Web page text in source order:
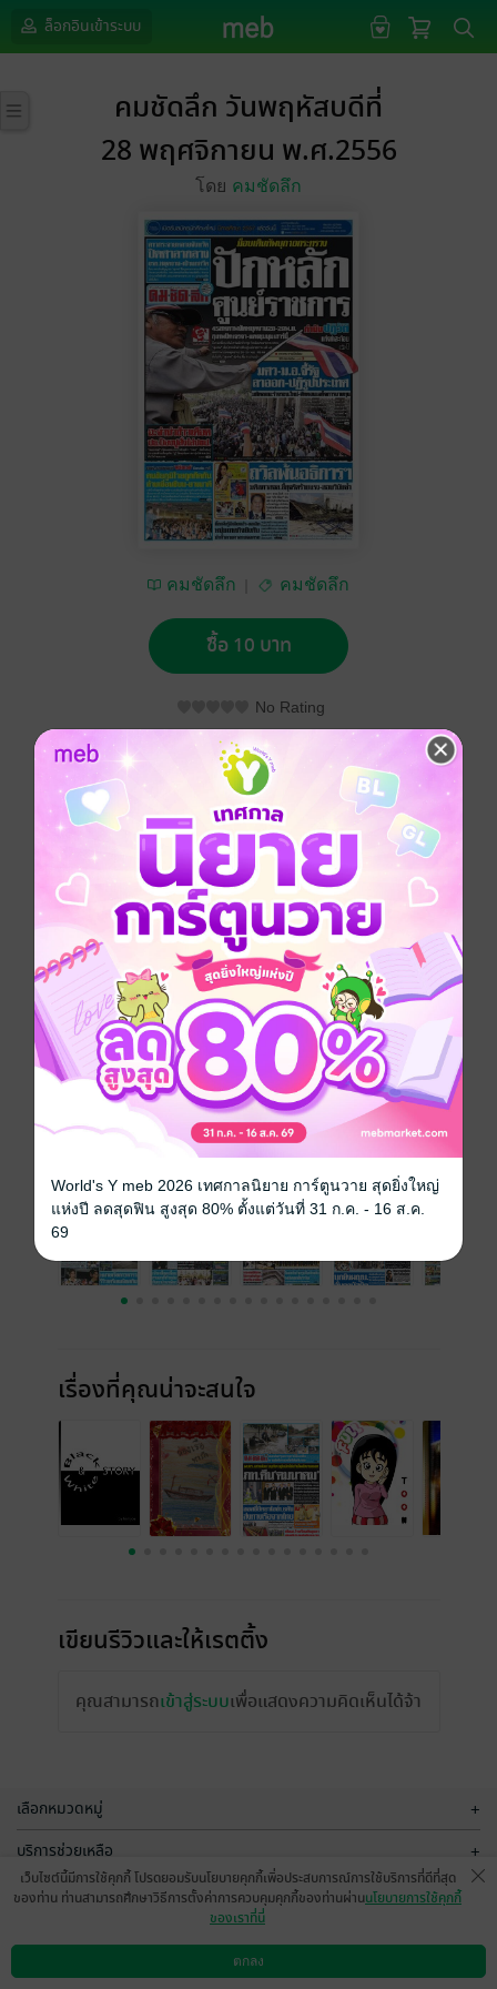
ล็อกอินเข้าระบบ
คมชัดลึก วันพฤหัสบดีที่
28 พฤศจิกายน พ.ศ.2556
โดย คมชัดลึก
คมชัดลึก คมชัดลึก
ซื้อ 10 บาท
No Rating
อยากได้ ซื้อเป็นของขวัญ ติดตาม แชร์
คมชัดลึก วันพฤหัสบดีที่ 28 พฤศจิกายน พ.ศ.2556
ประเภทไฟล์ pdf
วันที่วางขาย 27 พฤศจิกายน 2556
ความยาว 32 หน้า
ราคาปก 10 บาท
ฉบับย้อนหลัง ดูทั้งหมด
เรื่องที่คุณน่าจะสนใจ
เขียนรีวิวและให้เรตติ้ง
คุณสามารถเข้าสู่ระบบเพื่อแสดงความคิดเห็นได้จ้า
เลือกหมวดหมู่ +
บริการช่วยเหลือ +
เกี่ยวกับเรา
ดาวน์โหลดแอป วิธีการใช้งาน ติดต่อเรา
เว็บไซต์นี้มีการใช้คุกกี้ โปรดยอมรับนโยบายคุกกี้เพื่อประสบการณ์การใช้บริการที่ดีที่สุด
ของท่าน ท่านสามารถศึกษาวิธีการตั้งค่าการควบคุมคุกกี้ของท่านผ่านนโยบายการใช้คุกกี้
ของเราที่นี่
ตกลง
World's Y meb 2026 เทศกาลนิยาย การ์ตูนวาย สุดยิ่งใหญ่
แห่งปี ลดสุดฟิน สูงสุด 80% ตั้งแต่วันที่ 31 ก.ค. - 16 ส.ค.
69